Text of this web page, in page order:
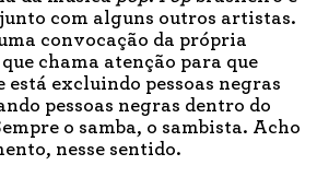
com alguns outros artistas.
convocação da própria
chama atenção para que
está excluindo pessoas negras
pessoas negras dentro do
o samba, o sambista. Acho
nesse sentido.